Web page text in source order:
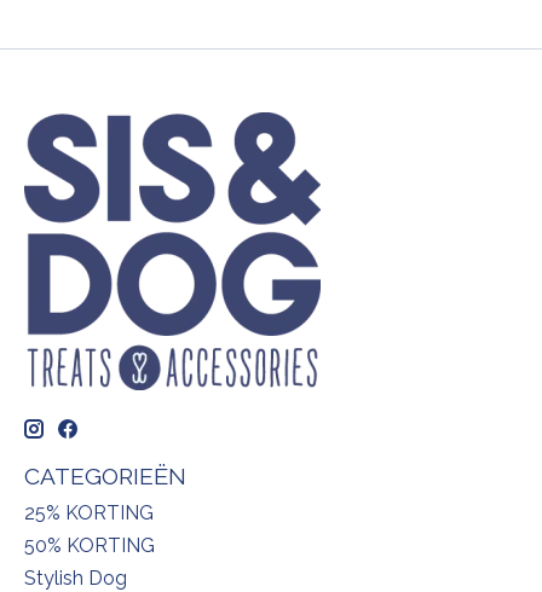
CATEGORIEËN
25% KORTING
50% KORTING
Stylish Dog